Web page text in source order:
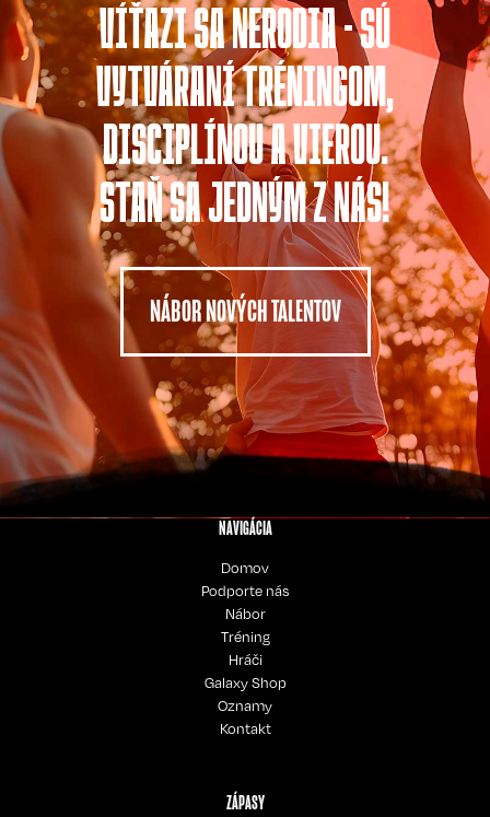
VÍŤAZI SA NERODIA - SÚ
VYTVÁRANÍ TRÉNINGOM,
DISCIPLÍNOU A VIEROU.
STAŇ SA JEDNÝM Z NÁS!
NÁBOR NOVÝCH TALENTOV
NAVIGÁCIA
Domov
Podporte nás
Nábor
Tréning
Hráči
Galaxy Shop
Oznamy
Kontakt
ZÁPASY